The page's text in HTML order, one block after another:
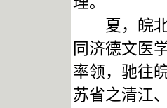
夏，皖北
同济德文医
率领，驰往
苏省之清江